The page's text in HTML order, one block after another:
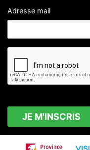
Adresse mail